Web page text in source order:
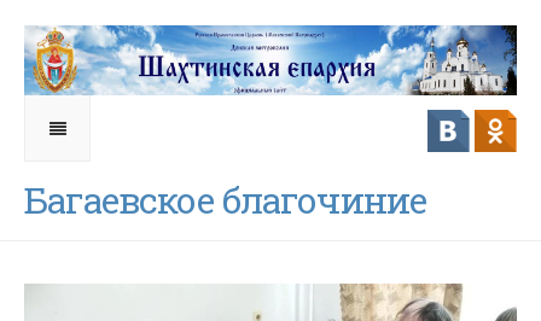
Багаевское благочиние